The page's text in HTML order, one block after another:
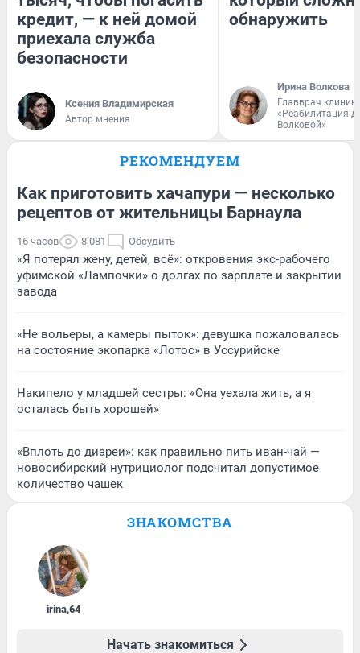
кредит, — к ней домой
приехала служба
безопасности
Ксения Владимирская
Автор мнения
обнаружить
Ирина Волкова
Главврач
«Реабилитация
Волковой»
РЕКОМЕНДУЕМ
Как приготовить хачапури — несколько
рецептов от жительницы Барнаула
16 часов 8 081 Обсудить
«Я потерял жену, детей, всё»: откровения экс-рабочего
уфимской «Лампочки» о долгах по зарплате и закрытии
завода
«Не вольеры, а камеры пыток»: девушка пожаловалась
на состояние экопарка «Лотос» в Уссурийске
Накипело у младшей сестры: «Она уехала жить, а я
осталась быть хорошей»
«Вплоть до диареи»: как правильно пить иван-чай —
новосибирский нутрициолог подсчитал допустимое
количество чашек
ЗНАКОМСТВА
irina,64
Начать знакомиться